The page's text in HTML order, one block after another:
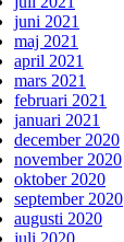
juni 2021
maj 2021
april 2021
mars 2021
februari 2021
januari 2021
december 2020
november 2020
oktober 2020
september 2020
augusti 2020
juli 2020